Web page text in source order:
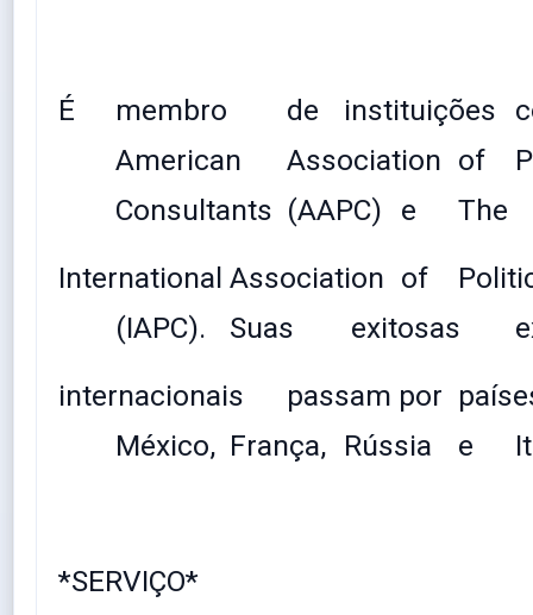
É membro de instituições
American
Association of
Consultants (AAPC) e
The
International Association of
(IAPC).
Suas exitosas
internacionais
passam por
México, França, Rússia e
*SERVIÇO*